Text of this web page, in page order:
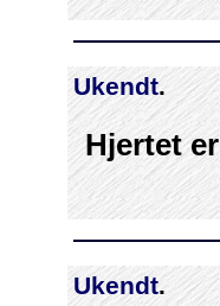
Ukendt.
Hjertet
Ukendt.